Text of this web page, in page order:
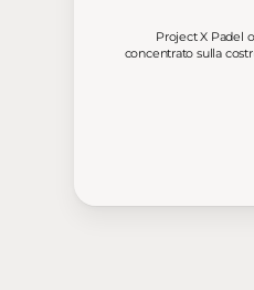
Project X Padel
concentrato sulla